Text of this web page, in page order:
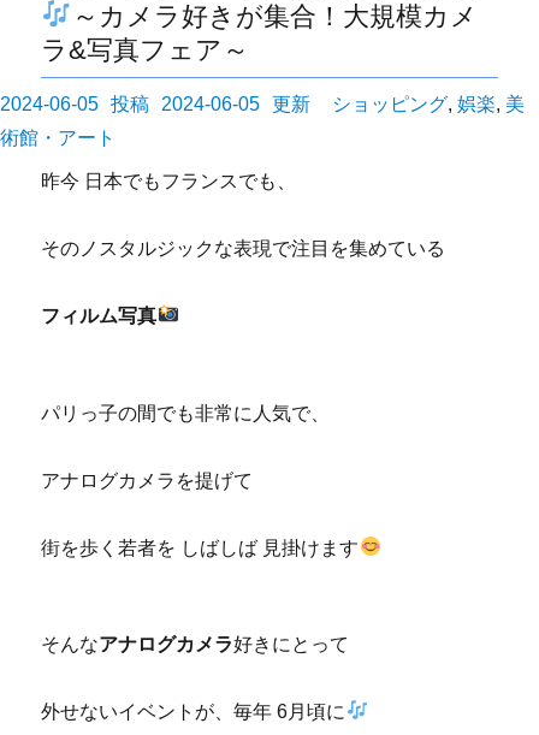
～カメラ好きが集合！大規模カメ
ラ&写真フェア～
投
稿
2024-06-05 2024-06-05
カ
ー
ショッピング, 娯楽, 美
術館・アート
昨今 日本でもフランスでも、
そのノスタルジックな表現で注目を集めている
フィルム写真
パリっ子の間でも非常に人気で、
アナログカメラを提げて
街を歩く若者を しばしば 見掛けます
そんなアナログカメラ好きにとって
外せないイベントが、毎年 6月頃に